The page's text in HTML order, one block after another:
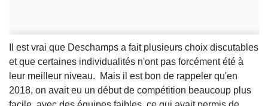
Il est vrai que Deschamps a fait plusieurs choix discutables
et que certaines individualités n'ont pas forcément été à
leur meilleur niveau. Mais il est bon de rappeler qu'en
2018, on avait eu un début de compétition beaucoup plus